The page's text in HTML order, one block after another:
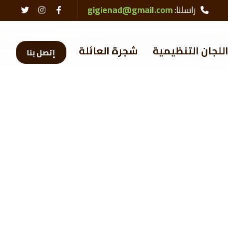
راسلنا:gigienad@gmail.com
إتصل بنا اللجان التنظيمية شجرة العائلة